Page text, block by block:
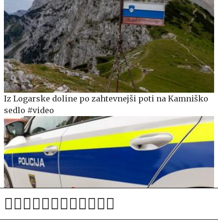
Iz Logarske doline po zahtevnejši poti na Kamniško
sedlo #video